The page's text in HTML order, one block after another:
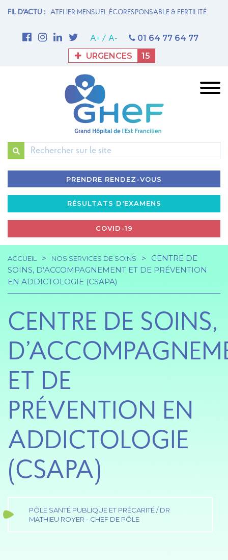
FIL D'ACTU :
FERTILITÉ
1ère THROMBECTOMIE MÉCANIQUE AU GHEF - Site de
A+ / A-
01 64 77 64 77
URGENCES
15
PRENDRE RENDEZ-VOUS
RÉSULTATS D'EXAMENS
COVID-19
Navigation
principale
Fil
ACCUEIL NOS SERVICES DE SOINS
CENTRE DE
SOINS, D’ACCOMPAGNEMENT ET DE PRÉVENTION
EN ADDICTOLOGIE (CSAPA)
CENTRE DE SOINS,
ET DE
PRÉVENTION EN
ADDICTOLOGIE
(CSAPA)
PÔLE SANTÉ PUBLIQUE ET PRÉCARITÉ / DR
MATHIEU ROYER - CHEF DE PÔLE